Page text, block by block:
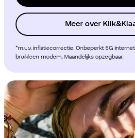
Meer over
*m.u.v. inflatiecorrectie. Onbeperkt 5G internet
bruikleen modem. Maandelijks opzegbaar.